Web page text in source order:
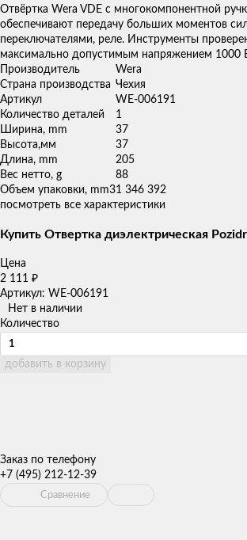
товаров
Отвёртка Wera VDE с многокомпонентной
обеспечивают передачу больших моментов
переключателями, реле. Инструменты
максимально допустимым напряжением 1000
Производитель
Wera
Страна производства Чехия
Артикул
WE-006191
Количество деталей
1
Ширина, mm
37
Высота,мм
37
Длина, mm
205
Вес нетто, g
88
Объем упаковки, mm31 346 392
посмотреть все характеристики
Купить Отвертка диэлектрическая
Цена
2 111 ₽
Артикул: WE-006191
Нет в наличии
Количество
добавить в корзину
Заказ по телефону
+7 (495) 212-12-39
Сравнение